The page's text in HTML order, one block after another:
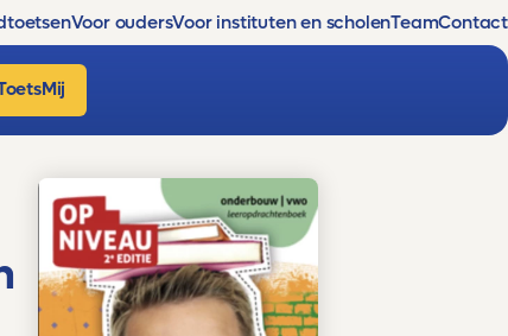
Voor oudersVoor instituten en scholenTeamContact